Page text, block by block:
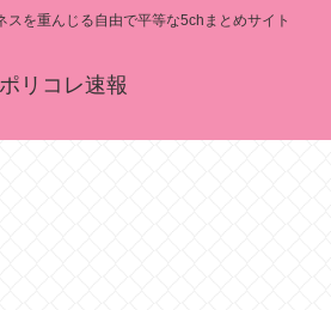
スを重んじる自由で平等な5chまとめサイト
ポリコレ速報